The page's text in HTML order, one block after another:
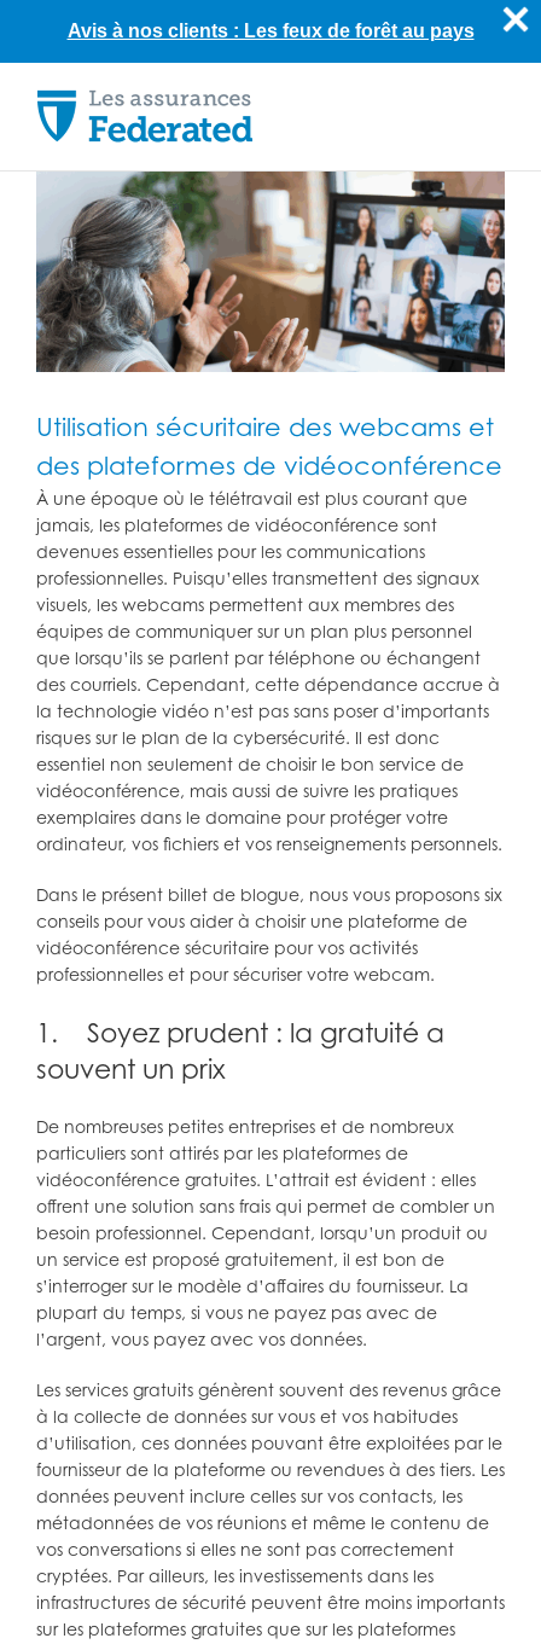
content
Utilisation sécuritaire des webcams et
des plateformes de vidéoconférence
À une époque où le télétravail est plus courant que
jamais, les plateformes de vidéoconférence sont
devenues essentielles pour les communications
professionnelles. Puisqu’elles transmettent des signaux
visuels, les webcams permettent aux membres des
équipes de communiquer sur un plan plus personnel
que lorsqu’ils se parlent par téléphone ou échangent
des courriels. Cependant, cette dépendance accrue à
la technologie vidéo n’est pas sans poser d’importants
risques sur le plan de la cybersécurité. Il est donc
essentiel non seulement de choisir le bon service de
vidéoconférence, mais aussi de suivre les pratiques
exemplaires dans le domaine pour protéger votre
ordinateur, vos fichiers et vos renseignements personnels.
Dans le présent billet de blogue, nous vous proposons six
conseils pour vous aider à choisir une plateforme de
vidéoconférence sécuritaire pour vos activités
professionnelles et pour sécuriser votre webcam.
1. Soyez prudent : la gratuité a
souvent un prix
De nombreuses petites entreprises et de nombreux
particuliers sont attirés par les plateformes de
vidéoconférence gratuites. L’attrait est évident : elles
offrent une solution sans frais qui permet de combler un
besoin professionnel. Cependant, lorsqu’un produit ou
un service est proposé gratuitement, il est bon de
s’interroger sur le modèle d’affaires du fournisseur. La
plupart du temps, si vous ne payez pas avec de
l’argent, vous payez avec vos données.
Les services gratuits génèrent souvent des revenus grâce
à la collecte de données sur vous et vos habitudes
d’utilisation, ces données pouvant être exploitées par le
fournisseur de la plateforme ou revendues à des tiers. Les
données peuvent inclure celles sur vos contacts, les
métadonnées de vos réunions et même le contenu de
vos conversations si elles ne sont pas correctement
cryptées. Par ailleurs, les investissements dans les
infrastructures de sécurité peuvent être moins importants
sur les plateformes gratuites que sur les plateformes
Avis à nos clients : Les feux de forêt au pays